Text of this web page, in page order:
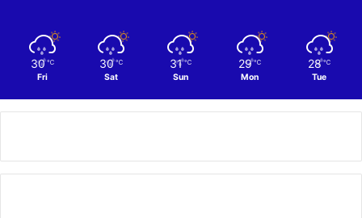
30 ℃
Fri
30 ℃
Sat
31 ℃
Sun
29 ℃
Mon
28 ℃
Tue